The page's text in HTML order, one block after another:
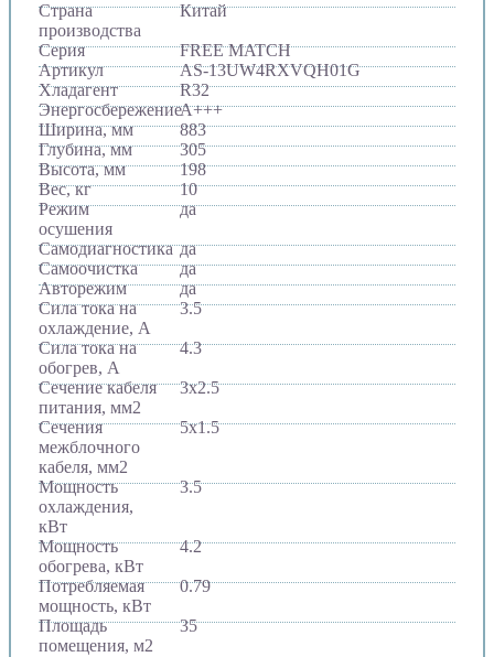
Страна
производства
Китай
Серия
FREE MATCH
Артикул
AS-13UW4RXVQH01G
Хладагент
R32
ЭнергосбережениеA+++
Ширина, мм
883
Глубина, мм
305
Высота, мм
198
Вес, кг
10
Режим
осушения
да
Самодиагностика да
Самоочистка
да
Авторежим
да
Сила тока на
охлаждение, А
3.5
Сила тока на
обогрев, А
4.3
Сечение кабеля
питания, мм2
3x2.5
Сечения
межблочного
кабеля, мм2
5x1.5
Мощность
охлаждения,
кВт
3.5
Мощность
обогрева, кВт
4.2
Потребляемая
мощность, кВт
0.79
Площадь
помещения, м2
35